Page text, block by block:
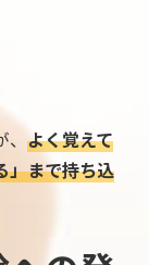
よく覚えて
」まで持ち込